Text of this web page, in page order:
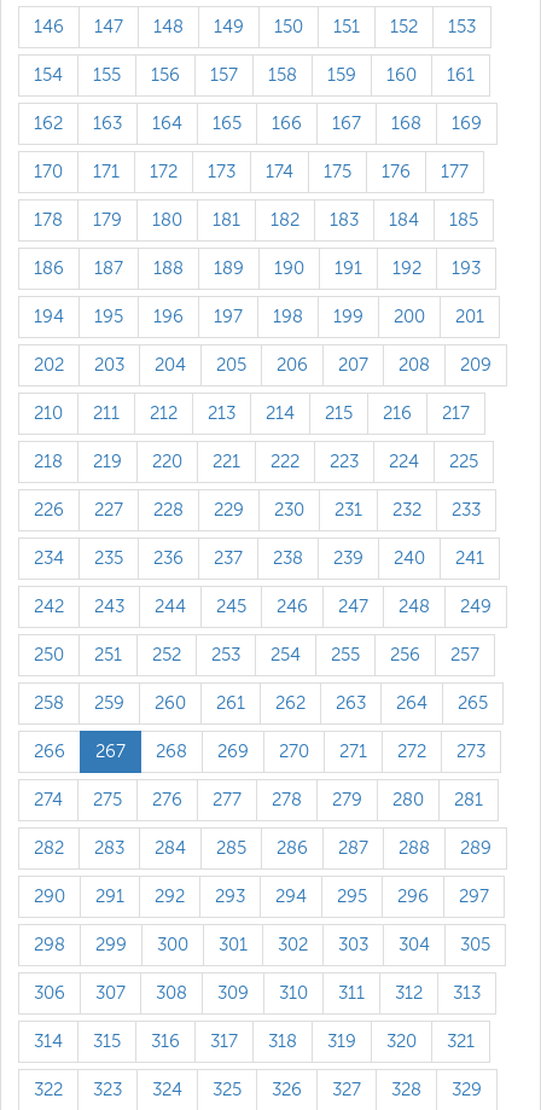
146 147 148 149 150 151 152 153
154 155 156 157 158 159 160 161
162 163 164 165 166 167 168 169
170 171 172 173 174 175 176 177
178 179 180 181 182 183 184 185
186 187 188 189 190 191 192 193
194 195 196 197 198 199 200 201
202 203 204 205 206 207 208 209
210 211 212 213 214 215 216 217
218 219 220 221 222 223 224 225
226 227 228 229 230 231 232 233
234 235 236 237 238 239 240 241
242 243 244 245 246 247 248 249
250 251 252 253 254 255 256 257
258 259 260 261 262 263 264 265
266 267 268 269 270 271 272 273
274 275 276 277 278 279 280 281
282 283 284 285 286 287 288 289
290 291 292 293 294 295 296 297
298 299 300 301 302 303 304 305
306 307 308 309 310 311 312 313
314 315 316 317 318 319 320 321
322 323 324 325 326 327 328 329